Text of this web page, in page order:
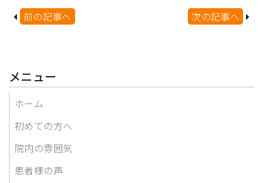
前の記事へ 次の記事へ
メニュー
ホーム
初めての方へ
院内の雰囲気
患者様の声